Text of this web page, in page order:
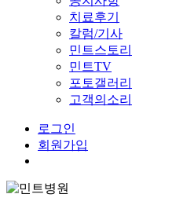
치료후기
칼럼/기사
민트스토리
민트TV
포토갤러리
고객의소리
로그인
회원가입